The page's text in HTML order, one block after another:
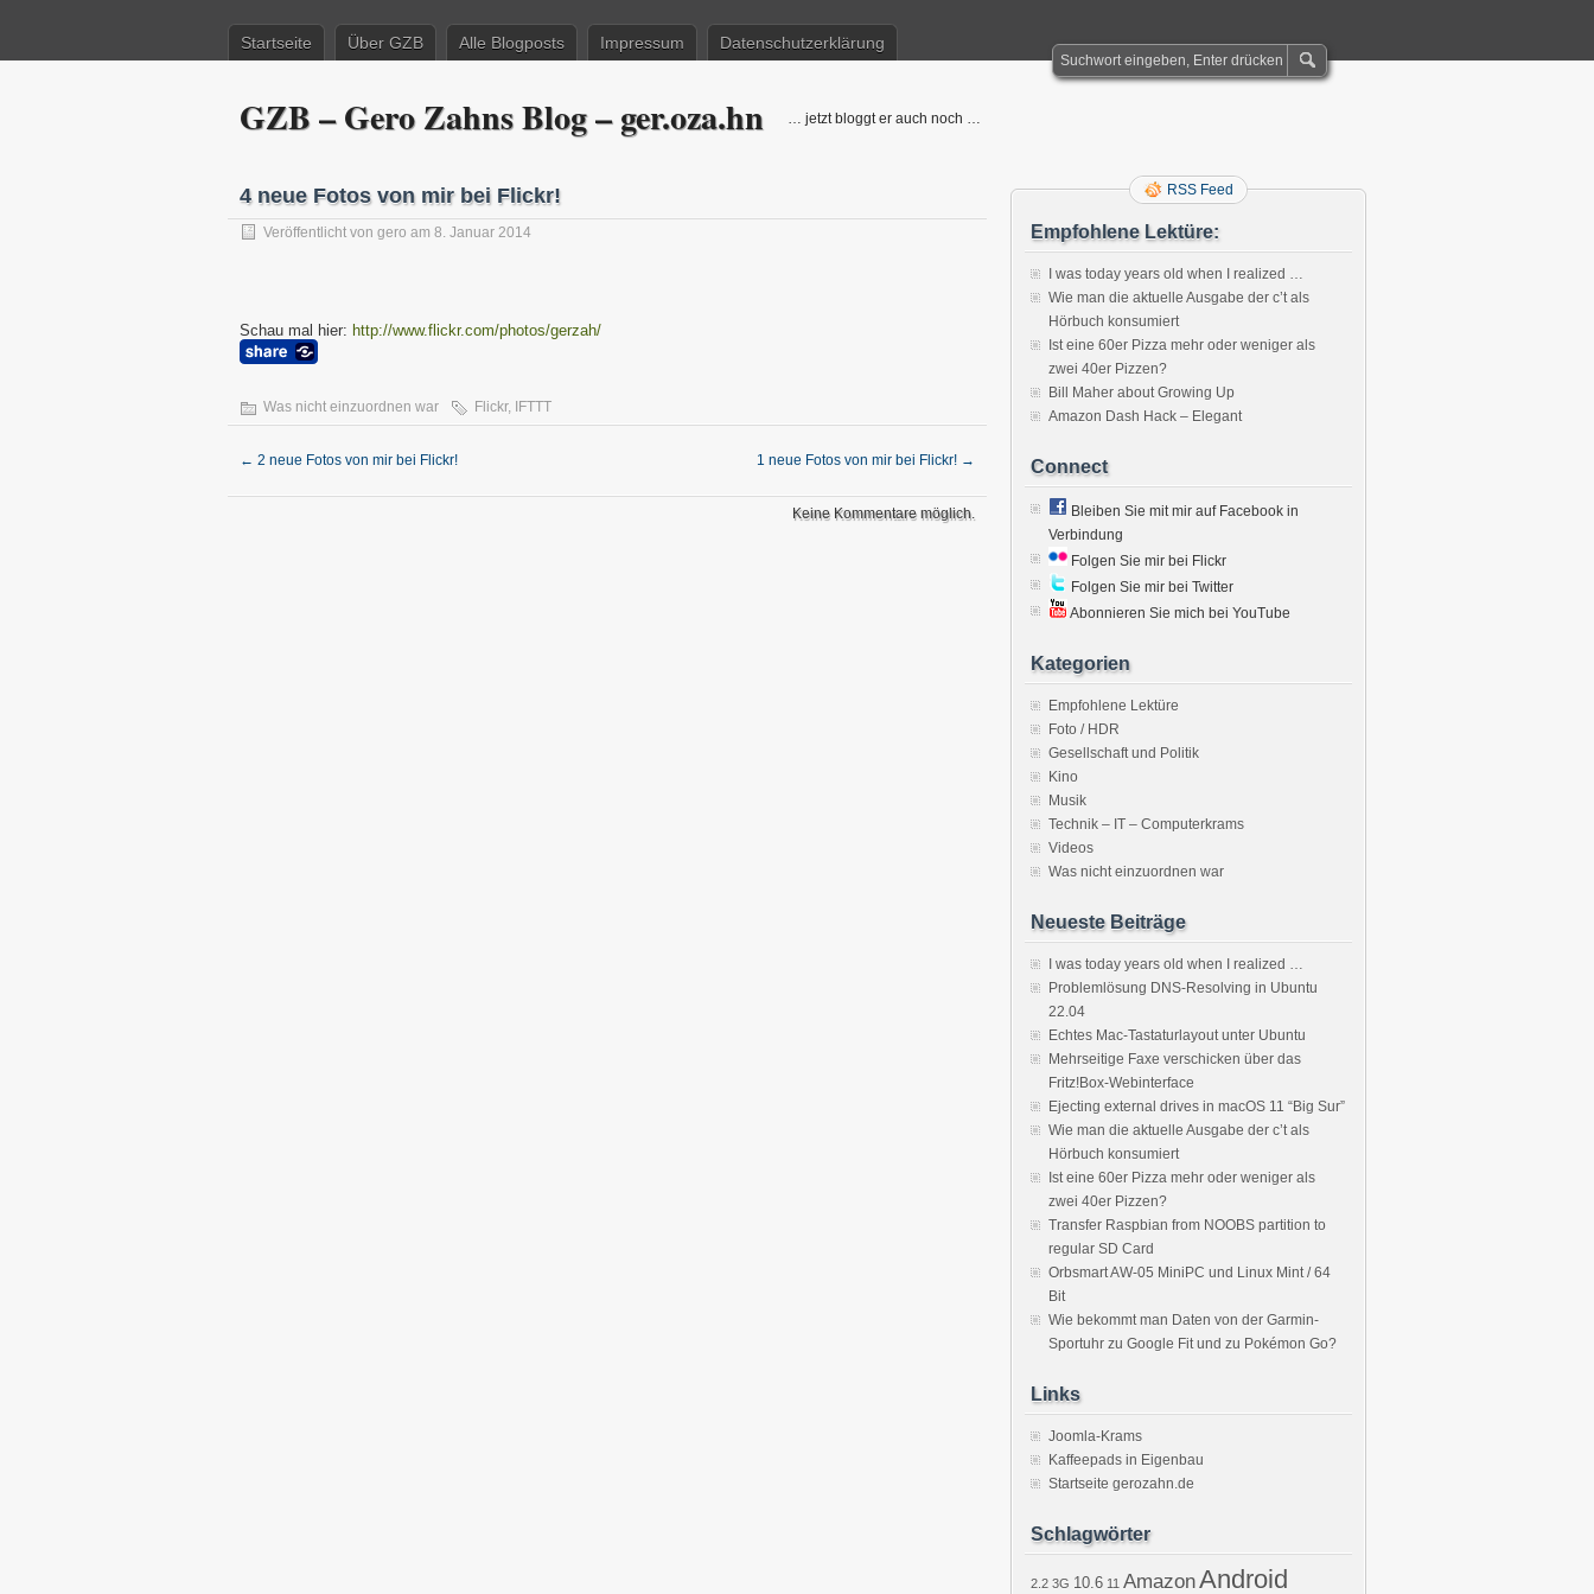
Startseite Über GZB Alle Blogposts Impressum Datenschutzerklärung
GZB – Gero Zahns Blog – ger.oza.hn … jetzt bloggt er auch noch …
4 neue Fotos von mir bei Flickr!
Veröffentlicht von gero am 8. Januar 2014
Schau mal hier: http://www.flickr.com/photos/gerzah/
Was nicht einzuordnen war Flickr, IFTTT
← 2 neue Fotos von mir bei Flickr! 1 neue Fotos von mir bei Flickr! →
Keine Kommentare möglich.
RSS Feed
Empfohlene Lektüre:
I was today years old when I realized …
Wie man die aktuelle Ausgabe der c’t als
Hörbuch konsumiert
Ist eine 60er Pizza mehr oder weniger als
zwei 40er Pizzen?
Bill Maher about Growing Up
Amazon Dash Hack – Elegant
Connect
Bleiben Sie mit mir auf Facebook in
Verbindung
Folgen Sie mir bei Flickr
Folgen Sie mir bei Twitter
Abonnieren Sie mich bei YouTube
Kategorien
Empfohlene Lektüre
Foto / HDR
Gesellschaft und Politik
Kino
Musik
Technik – IT – Computerkrams
Videos
Was nicht einzuordnen war
Neueste Beiträge
I was today years old when I realized …
Problemlösung DNS-Resolving in Ubuntu
22.04
Echtes Mac-Tastaturlayout unter Ubuntu
Mehrseitige Faxe verschicken über das
Fritz!Box-Webinterface
Ejecting external drives in macOS 11 “Big Sur”
Wie man die aktuelle Ausgabe der c’t als
Hörbuch konsumiert
Ist eine 60er Pizza mehr oder weniger als
zwei 40er Pizzen?
Transfer Raspbian from NOOBS partition to
regular SD Card
Orbsmart AW-05 MiniPC und Linux Mint / 64
Bit
Wie bekommt man Daten von der Garmin-
Sportuhr zu Google Fit und zu Pokémon Go?
Links
Joomla-Krams
Kaffeepads in Eigenbau
Startseite gerozahn.de
Schlagwörter
2.2 3G 10.6 11 AmazonAndroid